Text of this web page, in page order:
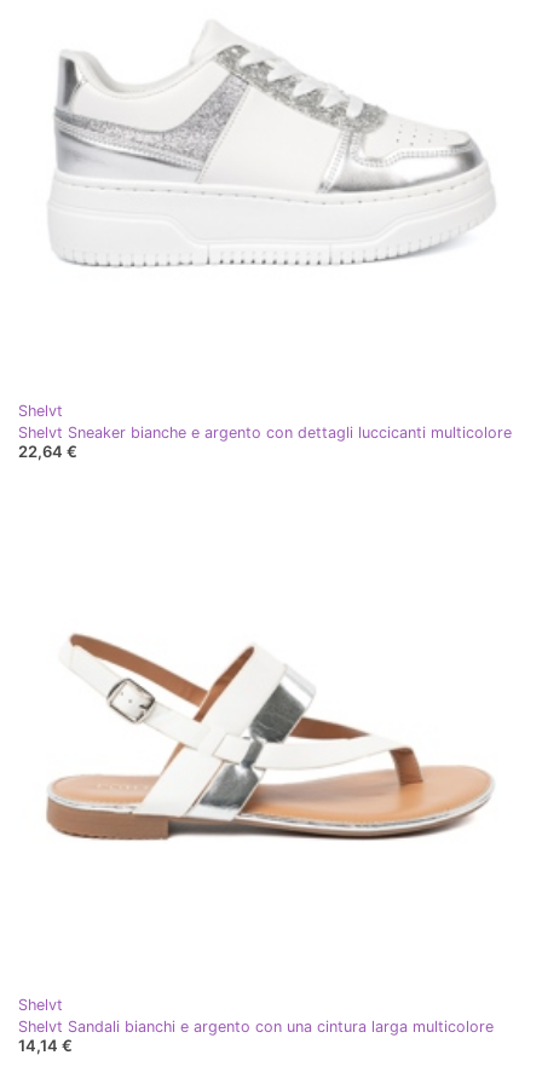
Shelvt
Shelvt Sneaker bianche e argento con dettagli luccicanti multicolore
22,64 €
Shelvt
Shelvt Sandali bianchi e argento con una cintura larga multicolore
14,14 €